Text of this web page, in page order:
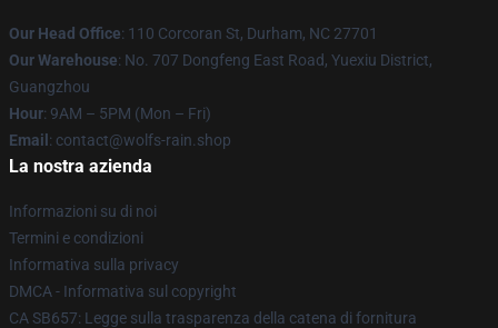
Our Head Office: 110 Corcoran St, Durham, NC 27701
Our Warehouse: No. 707 Dongfeng East Road, Yuexiu District,
Guangzhou
Hour: 9AM – 5PM (Mon – Fri)
Email : contact@wolfs-rain.shop
La nostra azienda
Informazioni su di noi
Termini e condizioni
Informativa sulla privacy
DMCA - Informativa sul copyright
CA SB657: Legge sulla trasparenza della catena di fornitura